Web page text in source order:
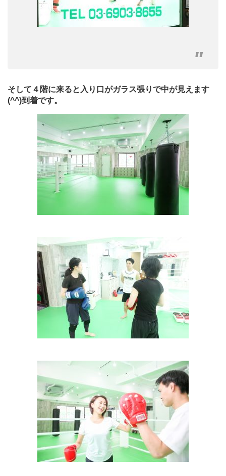
そして４階に来ると入り口がガラス張りで中が見えます
(^^)到着です。